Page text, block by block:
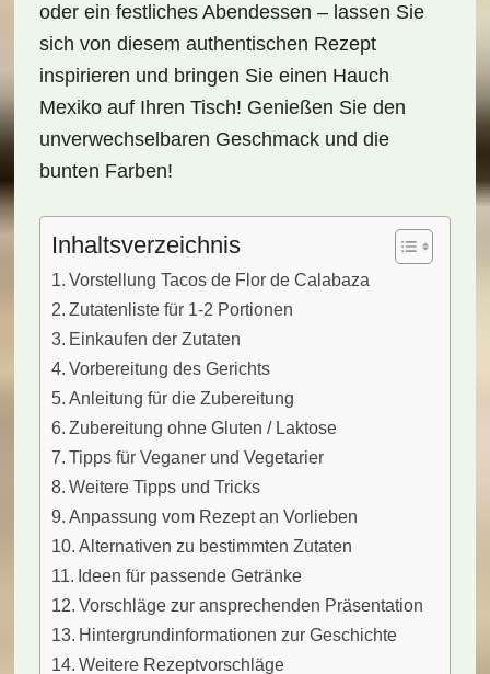
oder ein festliches Abendessen – lassen Sie
sich von diesem authentischen Rezept
inspirieren und bringen Sie einen Hauch
Mexiko auf Ihren Tisch! Genießen Sie den
unverwechselbaren Geschmack und die
bunten Farben!
Inhaltsverzeichnis
Vorstellung Tacos de Flor de Calabaza
Zutatenliste für 1-2 Portionen
Einkaufen der Zutaten
Vorbereitung des Gerichts
Anleitung für die Zubereitung
Zubereitung ohne Gluten / Laktose
Tipps für Veganer und Vegetarier
Weitere Tipps und Tricks
Anpassung vom Rezept an Vorlieben
Alternativen zu bestimmten Zutaten
Ideen für passende Getränke
Vorschläge zur ansprechenden Präsentation
Hintergrundinformationen zur Geschichte
Weitere Rezeptvorschläge